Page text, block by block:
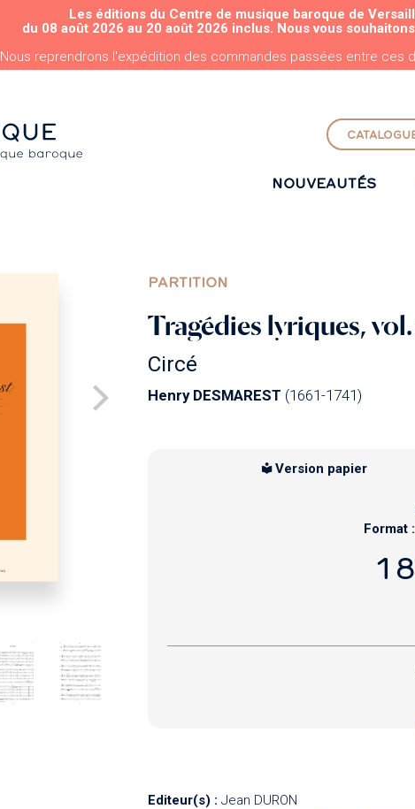
ALLER AU CONTENU PRINCIPAL
Les éditions du Centre de musique baroque de
du 08 août 2026 au 20 août 2026 inclus. Nous vous
Nous reprendrons l'expédition des commandes passées entre ces
NOUVEAUTÉS
PARTITION
Tragédies lyriques, vol.
Circé
Henry DESMAREST (1661-1741)
Version papier
Format :
Editeur(s) : Jean DURON